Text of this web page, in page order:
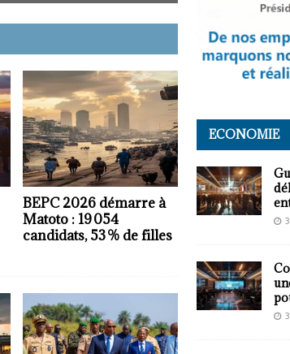
Jeune
Soudan
BEPC 2026 démarre à
Matoto : 19 054
candidats, 53 % de filles
ECONOMIE